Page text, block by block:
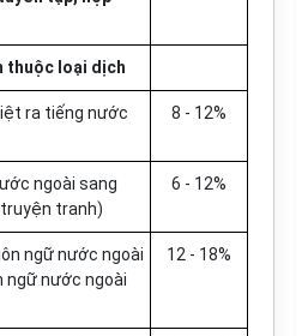
thuộc loại dịch
ra tiếng nước
8 - 12%
ngoài sang
tranh)
6 - 12%
ngữ nước ngoài
ngữ nước ngoài
12 - 18%